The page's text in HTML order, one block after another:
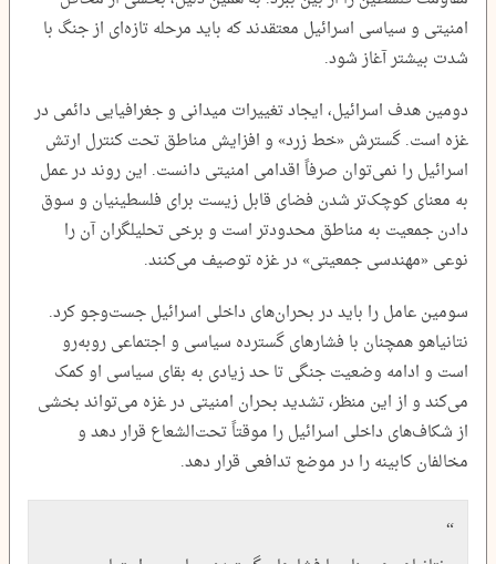
امنیتی و سیاسی اسرائیل معتقدند که باید مرحله تازه‌ای از جنگ با
شدت بیشتر آغاز شود.
دومین هدف اسرائیل، ایجاد تغییرات میدانی و جغرافیایی دائمی در
غزه است. گسترش «خط زرد» و افزایش مناطق تحت کنترل ارتش
اسرائیل را نمی‌توان صرفاً اقدامی امنیتی دانست. این روند در عمل
به معنای کوچک‌تر شدن فضای قابل زیست برای فلسطینیان و سوق
دادن جمعیت به مناطق محدودتر است و برخی تحلیلگران آن را
نوعی «مهندسی جمعیتی» در غزه توصیف می‌کنند.
سومین عامل را باید در بحران‌های داخلی اسرائیل جست‌وجو کرد.
نتانیاهو همچنان با فشارهای گسترده سیاسی و اجتماعی روبه‌رو
است و ادامه وضعیت جنگی تا حد زیادی به بقای سیاسی او کمک
می‌کند و از این منظر، تشدید بحران امنیتی در غزه می‌تواند بخشی
از شکاف‌های داخلی اسرائیل را موقتاً تحت‌الشعاع قرار دهد و
مخالفان کابینه را در موضع تدافعی قرار دهد.